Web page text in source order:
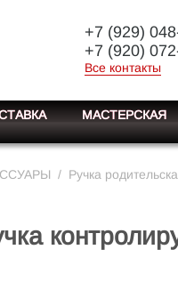
+7 (929)
+7 (920)
Все контакты
МАСТЕРСКАЯ
/ Ручка